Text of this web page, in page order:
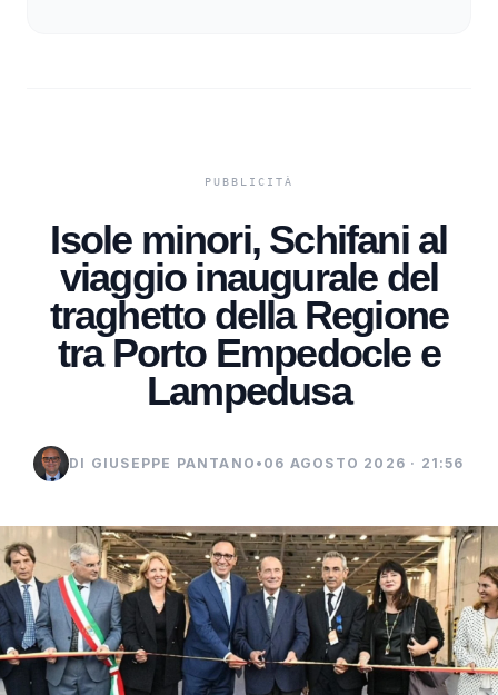
Isole minori, Schifani al
viaggio inaugurale del
traghetto della Regione
tra Porto Empedocle e
Lampedusa
DI GIUSEPPE PANTANO • 06 AGOSTO 2026 · 21:56